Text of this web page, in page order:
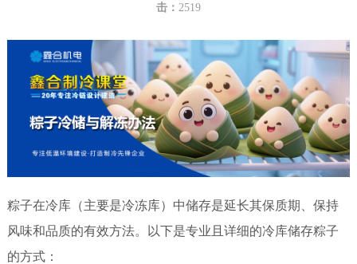
击： 2519
粽子在冷库（主要是冷冻库）中储存是延长其保质期、保持
风味和品质的有效方法。以下是专业且详细的冷库储存粽子
的方式：